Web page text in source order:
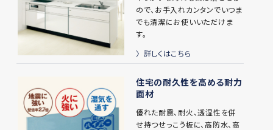
ので、お手入れカンタンでいつま
でも清潔にお使いいただけま
す。
詳しくはこちら
住宅の耐久性を高める耐力
面材
優れた耐震、耐火、透湿性を併
せ持つせっこう板に、高防水、高